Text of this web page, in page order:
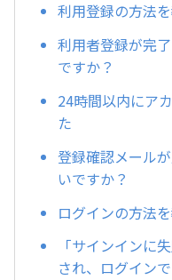
利用登録の方法
利用者登録が完
ですか？
24時間以内にア
た
登録確認メール
いですか？
ログインの方法
「サインインに
され、ログイン